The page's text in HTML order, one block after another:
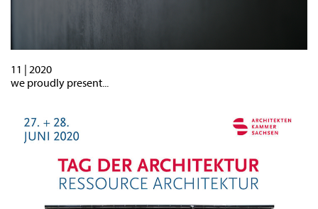
11 | 2020
we proudly present...